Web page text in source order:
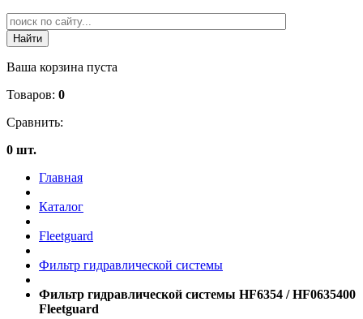
Ваша корзина пуста
Товаров: 0
Сравнить:
0 шт.
Главная
Каталог
Fleetguard
Фильтр гидравлической системы
Фильтр гидравлической системы HF6354 / HF0635400
Fleetguard